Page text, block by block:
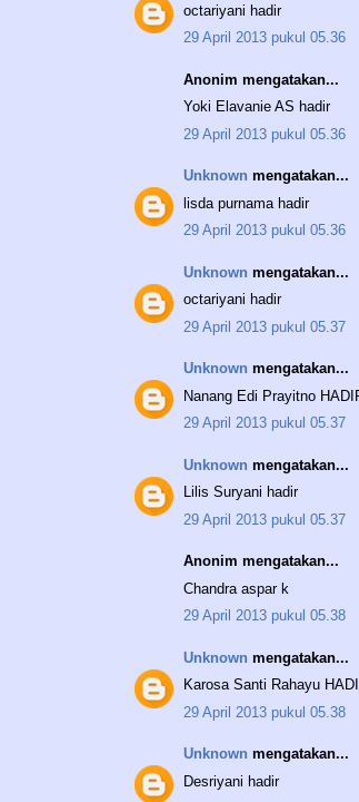
octariyani hadir
29 April 2013 pukul 05.36
Anonim mengatakan...
Yoki Elavanie AS hadir
29 April 2013 pukul 05.36
Unknown mengatakan...
lisda purnama hadir
29 April 2013 pukul 05.36
Unknown mengatakan...
octariyani hadir
29 April 2013 pukul 05.37
Unknown mengatakan...
Nanang Edi Prayitno
29 April 2013 pukul 05.37
Unknown mengatakan...
Lilis Suryani hadir
29 April 2013 pukul 05.37
Anonim mengatakan...
Chandra aspar k
29 April 2013 pukul 05.38
Unknown mengatakan...
Karosa Santi Rahayu
29 April 2013 pukul 05.38
Unknown mengatakan...
Desriyani hadir